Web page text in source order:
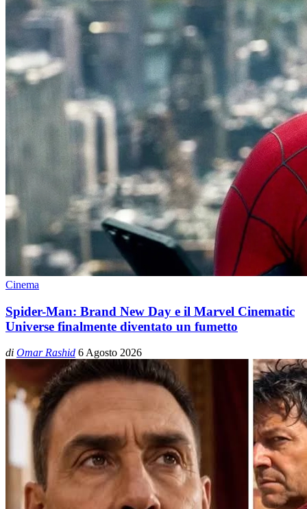
Cinema
Spider-Man: Brand New Day e il Marvel Cinematic
Universe finalmente diventato un fumetto
di Omar Rashid 6 Agosto 2026